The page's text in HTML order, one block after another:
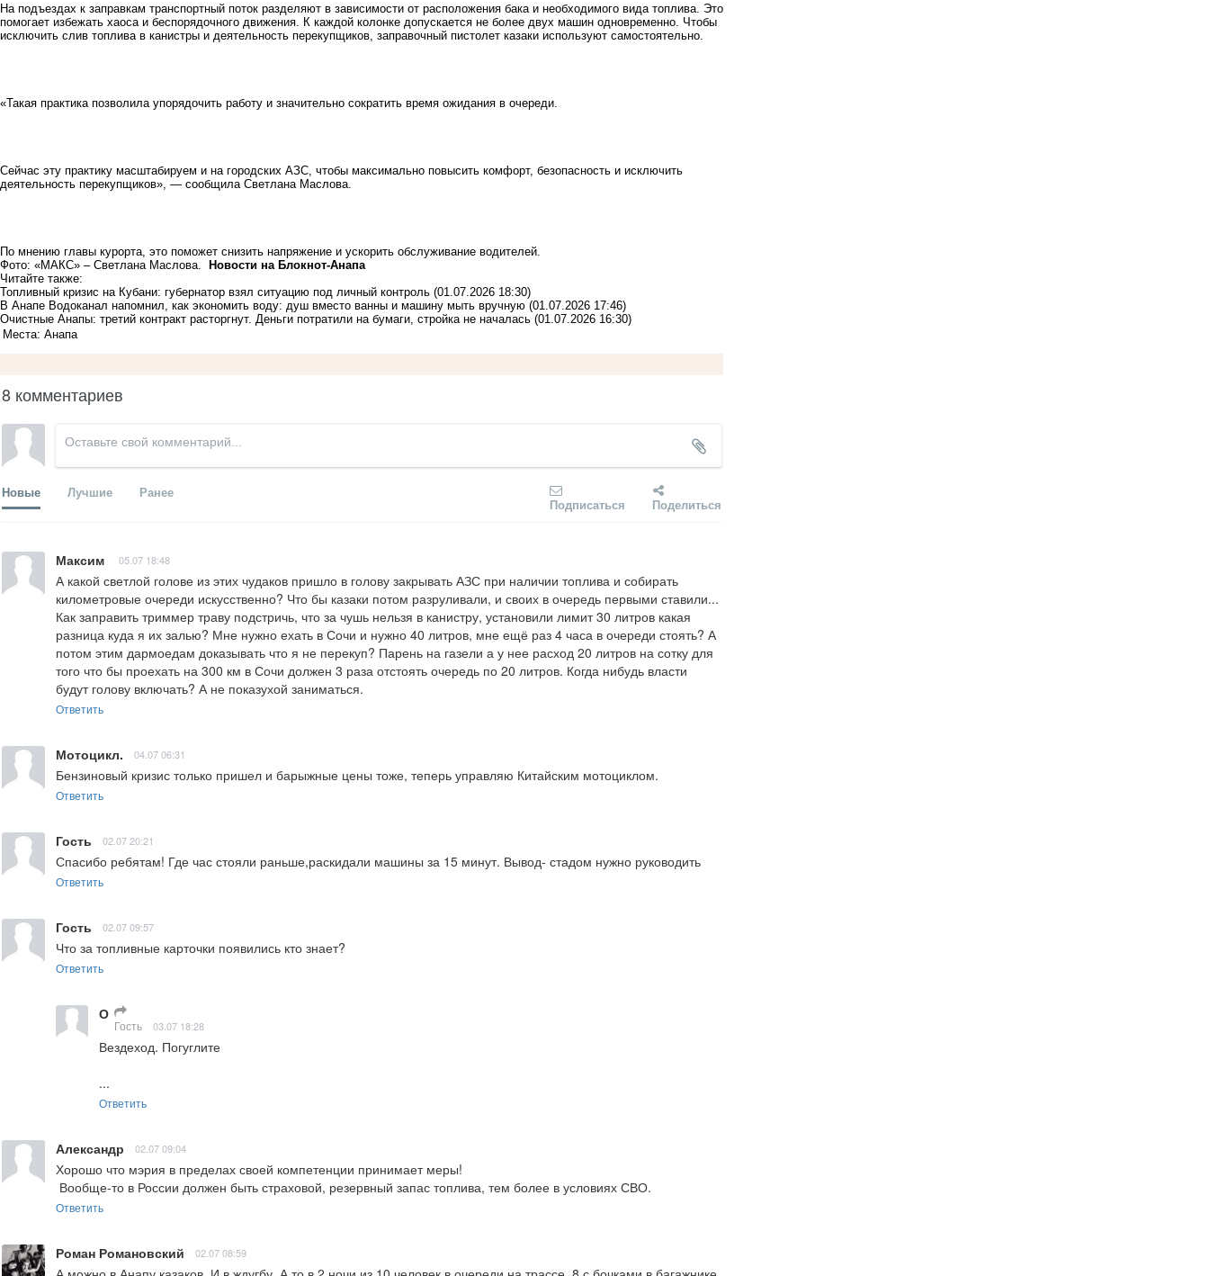
На подъездах к заправкам транспортный поток разделяют в зависимости от расположения бака и необходимого вида топлива. Это
помогает избежать хаоса и беспорядочного движения. К каждой колонке допускается не более двух машин одновременно. Чтобы
исключить слив топлива в канистры и деятельность перекупщиков, заправочный пистолет казаки используют самостоятельно.
«Такая практика позволила упорядочить работу и значительно сократить время ожидания в очереди.
Сейчас эту практику масштабируем и на городских АЗС, чтобы максимально повысить комфорт, безопасность и исключить
деятельность перекупщиков», — сообщила Светлана Маслова.
По мнению главы курорта, это поможет снизить напряжение и ускорить обслуживание водителей.
Фото: «МАКС» – Светлана Маслова.
Новости на Блoкнoт-Анапа
Читайте также:
Топливный кризис на Кубани: губернатор взял ситуацию под личный контроль (01.07.2026 18:30)
В Анапе Водоканал напомнил, как экономить воду: душ вместо ванны и машину мыть вручную (01.07.2026 17:46)
Очистные Анапы: третий контракт расторгнут. Деньги потратили на бумаги, стройка не началась (01.07.2026 16:30)
Места: Анапа
8 комментариев
Новые Лучшие Ранее
Подписаться Поделиться
Максим 05.07 18:48
А какой светлой голове из этих чудаков пришло в голову закрывать АЗС при наличии топлива и собирать
километровые очереди искусственно? Что бы казаки потом разруливали, и своих в очередь первыми ставили...
Как заправить триммер траву подстричь, что за чушь нельзя в канистру, установили лимит 30 литров какая
разница куда я их залью? Мне нужно ехать в Сочи и нужно 40 литров, мне ещё раз 4 часа в очереди стоять? А
потом этим дармоедам доказывать что я не перекуп? Парень на газели а у нее расход 20 литров на сотку для
того что бы проехать на 300 км в Сочи должен 3 раза отстоять очередь по 20 литров. Когда нибудь власти
будут голову включать? А не показухой заниматься.
Ответить
Мотоцикл. 04.07 06:31
Бензиновый кризис только пришел и барыжные цены тоже, теперь управляю Китайским мотоциклом.
Ответить
Гость 02.07 20:21
Спасибо ребятам! Где час стояли раньше,раскидали машины за 15 минут. Вывод- стадом нужно руководить
Ответить
Гость 02.07 09:57
Что за топливные карточки появились кто знает?
Ответить
О
Гость 03.07 18:28
Вездеход. Погуглите
...
Ответить
Александр 02.07 09:04
Хорошо что мэрия в пределах своей компетенции принимает меры!
Вообще-то в России должен быть страховой, резервный запас топлива, тем более в условиях СВО.
Ответить
Роман Романовский 02.07 08:59